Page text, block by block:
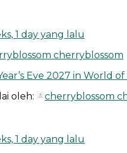
1 day yang lalu
cherryblossom
Eve 2027 in World
oleh:
cherryblossom
1 day yang lalu